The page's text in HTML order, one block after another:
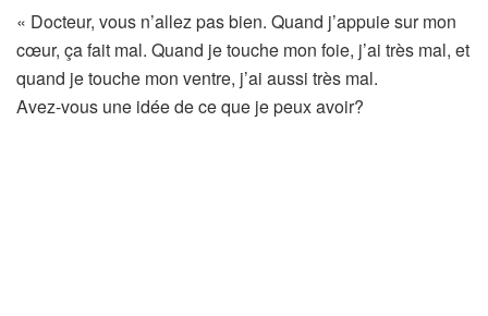
« Docteur, vous n’allez pas bien. Quand j’appuie sur mon
cœur, ça fait mal. Quand je touche mon foie, j’ai très mal, et
quand je touche mon ventre, j’ai aussi très mal.
Avez-vous une idée de ce que je peux avoir?